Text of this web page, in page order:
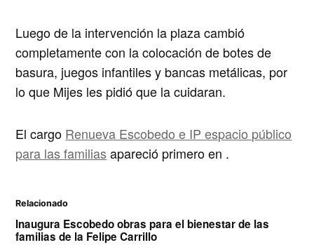
Luego de la intervención la plaza cambió
completamente con la colocación de botes de
basura, juegos infantiles y bancas metálicas, por
lo que Mijes les pidió que la cuidaran.
El cargo Renueva Escobedo e IP espacio público
para las familiasapareció primero en .
Relacionado
Inaugura Escobedo obras para el bienestar de las
familias de la Felipe Carrillo